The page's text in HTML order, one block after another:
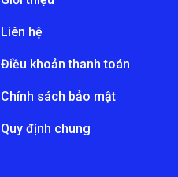
Liên hệ
Điều khoản thanh toán
Chính sách bảo mật
Quy định chung